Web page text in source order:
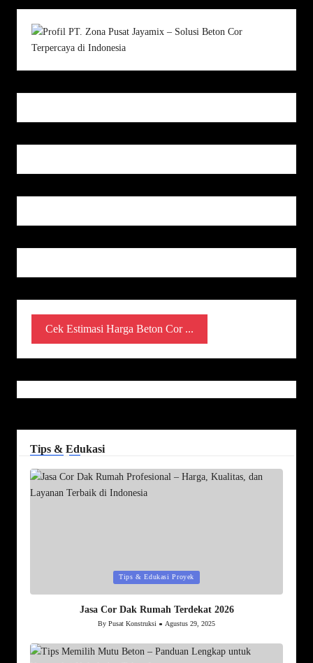
Cek Estimasi Harga Beton Cor ...
Tips & Edukasi
Tips & Edukasi Proyek
Jasa Cor Dak Rumah Terdekat 2026
Posted
By Pusat Konstruksi Agustus 29, 2025